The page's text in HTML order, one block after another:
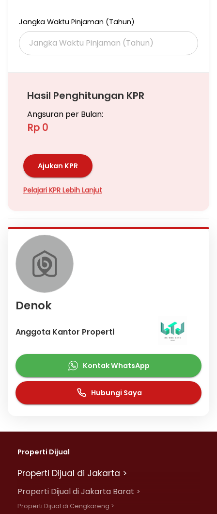
Jangka Waktu Pinjaman (Tahun)
Hasil Penghitungan KPR
Angsuran per Bulan:
Rp 0
Ajukan KPR
Pelajari KPR Lebih Lanjut
Denok
Anggota Kantor Properti
Kontak WhatsApp
Hubungi Saya
Properti Dijual
Properti Dijual di Jakarta >
Properti Dijual di Jakarta Barat >
Properti Dijual di Cengkareng >